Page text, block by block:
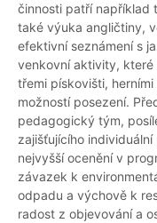
činnosti patří například
také výuka angličtiny,
efektivní seznámení s
venkovní aktivity, které
třemi pískovišti,
možností posezení.
pedagogický tým,
zajišťujícího
nejvyšší ocenění v
závazek k
odpadu a výchově k
radost z objevování a